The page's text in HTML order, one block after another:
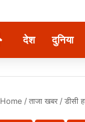
Khabar 24
देश दुनिया
Home /ताजा खबर /डीसी